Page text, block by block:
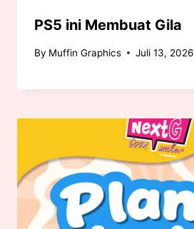
PS5 ini Membuat Gila
By Muffin Graphics Juli 13, 2026